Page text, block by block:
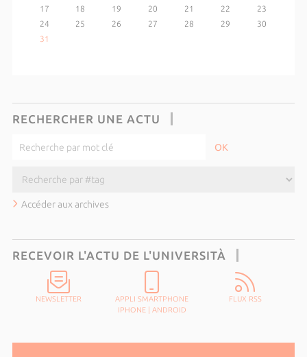
17
18 19 20 21 22
23
24
25 26 27 28 29
30
31
RECHERCHER UNE ACTU
Accéder aux archives
RECEVOIR L'ACTU DE L'UNIVERSITÀ
NEWSLETTER
APPLI SMARTPHONE
IPHONE| ANDROID
FLUX RSS